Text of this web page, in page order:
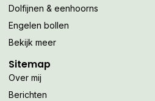
Dolfijnen & eenhoorns
Engelen bollen
Bekijk meer
Sitemap
Over mij
Berichten